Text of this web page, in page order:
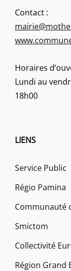
Contact :
Horaires
Lundi au
18h00
LIENS
Service Public
Régio Pamina
Communauté
Smictom
Collectivité
Région Grand